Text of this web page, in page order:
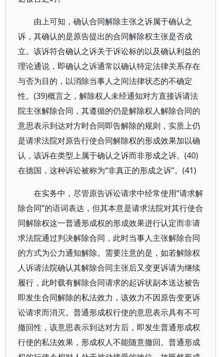
由上可知，确认合同解除主张之诉属于确认之
诉，其确认的是原告提出的合同解除权主张是否成
立。该诉符合确认之诉关于诉讼标的以及确认利益的
理论通说，即确认之诉通常以确认特定法律关系存在
与否为目的，以消除当事人之间法律状态的不确定
性。(39)概言之，解除权人未经通知对方直接诉请法
院主张解除合同，其遵循的仍是解除权人解除合同的
意思表示到达对方时合同即告解除的规则，实质上仍
是请求法院对原告行使合同解除权的形成效果加以确
认，该诉在类型上属于确认之诉而非形成之诉。(40)
在德国，这种诉讼被称为“非真正的形成之诉”。(41)
在实务中，尽管原告诉讼请求中经常使用“请求解
除合同”的语词表达，但其本意是请求法院对其行使合
同解除权这一普通形成权的形成效果进行认定而非请
求法院通过判决解除合同，此时当事人主张解除合同
的方式为公力通知解除。需要注意的是，如若解除权
人诉请法院确认其解除合同主张后又变更诉请为继续
履行，此时载有解除合同请求的起诉状副本送达被告
即发生合同解除的私法效力，该效力不因原告变更诉
讼请求而消灭。普通形成权行使的意思表示具有不可
撤回性，该意思表示到达对方后，即发生普通形成权
行使的私法效果，形成权人不能随意撤回。普通形成